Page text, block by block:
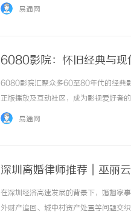
易通网
6080影院：怀旧经典与现
6080影院汇聚众多60至80年代的经典
正版播放及互动社区，成为影视爱好者
易通网
深圳离婚律师推荐｜巫丽
在深圳经济高速发展的背景下，婚姻家
外财产追回、城中村资产处置等问题交